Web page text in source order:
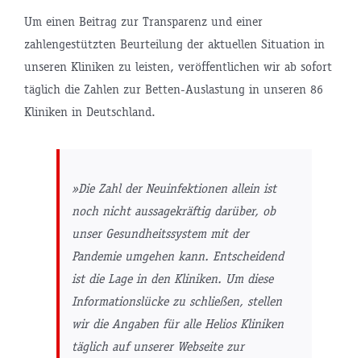
Um einen Beitrag zur Transparenz und einer
zahlengestützten Beurteilung der aktuellen Situation in
unseren Kliniken zu leisten, veröffentlichen wir ab sofort
täglich die Zahlen zur Betten-Auslastung in unseren 86
Kliniken in Deutschland.
»Die Zahl der Neuinfektionen allein ist
noch nicht aussagekräftig darüber, ob
unser Gesundheitssystem mit der
Pandemie umgehen kann. Entscheidend
ist die Lage in den Kliniken. Um diese
Informationslücke zu schließen, stellen
wir die Angaben für alle Helios Kliniken
täglich auf unserer Webseite zur